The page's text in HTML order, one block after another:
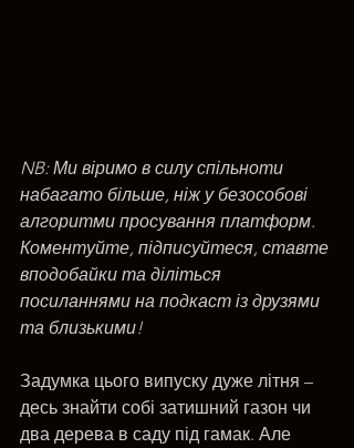
NB: Ми віримо в силу спільноти
набагато більше, ніж у безособові
алгоритми просування платформ.
Коментуйте, підписуйтеся, ставте
вподобайки та діліться
посиланнями на подкаст із друзями
та близькими!
Задумка цього випуску дуже літня –
десь знайти собі затишний газон чи
два дерева в саду під гамак. Але